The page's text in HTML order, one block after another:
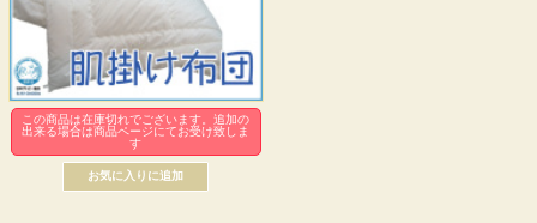
この商品は在庫切れでございます。追加の
出来る場合は商品ページにてお受け致しま
す